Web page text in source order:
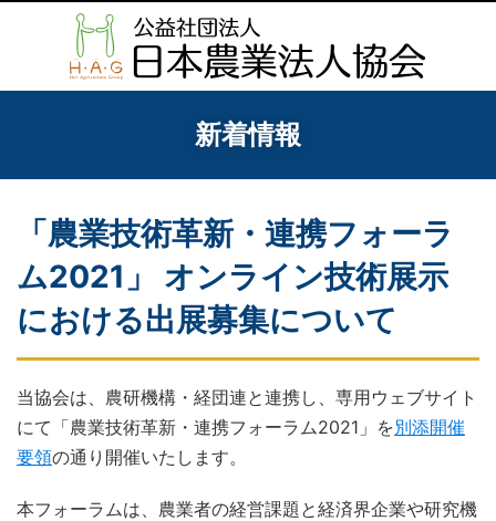
新着情報
「農業技術革新・連携フォーラ
ム2021」 オンライン技術展示
における出展募集について
当協会は、農研機構・経団連と連携し、専用ウェブサイト
にて「農業技術革新・連携フォーラム2021」を別添開催
要領の通り開催いたします。
本フォーラムは、農業者の経営課題と経済界企業や研究機